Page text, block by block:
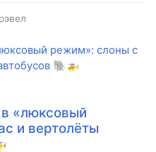
«люксовый
и вертолёты